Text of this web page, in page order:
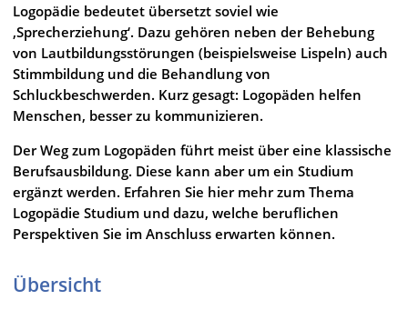
Logopädie bedeutet übersetzt soviel wie
‚Sprecherziehung‘. Dazu gehören neben der Behebung
von Lautbildungsstörungen (beispielsweise Lispeln) auch
Stimmbildung und die Behandlung von
Schluckbeschwerden. Kurz gesagt: Logopäden helfen
Menschen, besser zu kommunizieren.
Der Weg zum Logopäden führt meist über eine klassische
Berufsausbildung. Diese kann aber um ein Studium
ergänzt werden. Erfahren Sie hier mehr zum Thema
Logopädie Studium und dazu, welche beruflichen
Perspektiven Sie im Anschluss erwarten können.
Übersicht